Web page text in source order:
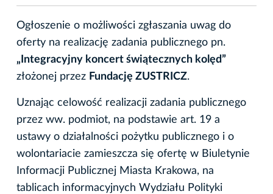
Ogłoszenie o możliwości zgłaszania uwag do
oferty na realizację zadania publicznego pn.
„Integracyjny koncert świątecznych kolęd”
złożonej przez Fundację ZUSTRICZ.
Uznając celowość realizacji zadania publicznego
przez ww. podmiot, na podstawie art. 19 a
ustawy o działalności pożytku publicznego i o
wolontariacie zamieszcza się ofertę w Biuletynie
Informacji Publicznej Miasta Krakowa, na
tablicach informacyjnych Wydziału Polityki